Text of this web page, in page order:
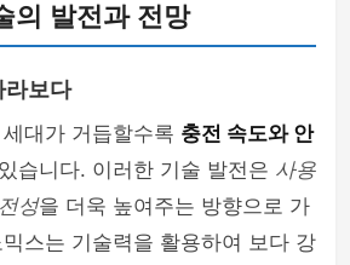
의 발전과 전망
라보다
대가 거듭할수록 충전 속도와 안
습니다. 이러한 기술 발전은 사용
성을 더욱 높여주는 방향으로 가
스는 기술력을 활용하여 보다 강